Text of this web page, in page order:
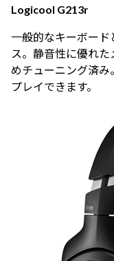
Logicool G213r
一般的なキーボー
ス。静音性に優れ
めチューニング済
プレイできます。